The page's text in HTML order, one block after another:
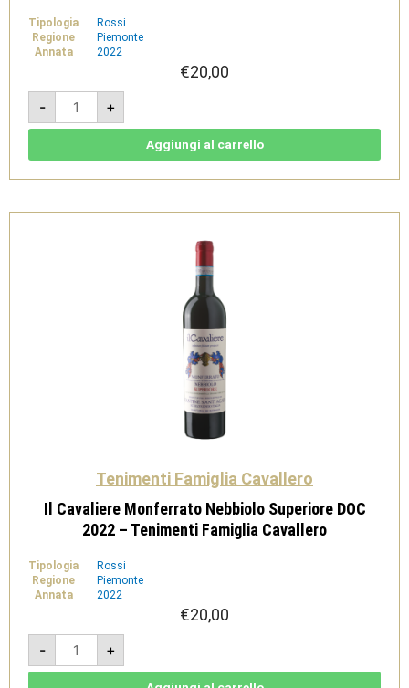
Tipologia
Rossi
Regione
Piemonte
Annata
2022
€20,00
-
Miravalle
Monferrato
Grignolino
d'Asti
Tenimenti
quantità
+
Aggiungi al carrello
Tenimenti Famiglia Cavallero
Il Cavaliere Monferrato Nebbiolo Superiore DOC
2022 – Tenimenti Famiglia Cavallero
Tipologia
Rossi
Regione
Piemonte
Annata
2022
€20,00
-
Il
Cavaliere
Monferrato
Nebbiolo
+